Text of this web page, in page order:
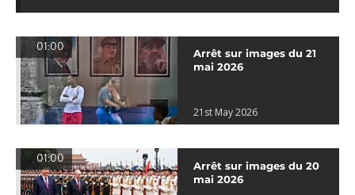
01:00
Arrêt sur images du 21
mai 2026
21st May 2026
01:00
Arrêt sur images du 20
mai 2026